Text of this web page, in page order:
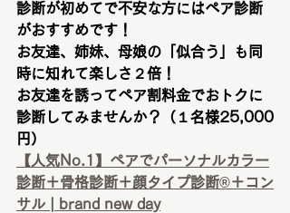
診断が初めてで不安な方にはペア診断
がおすすめです！
お友達、姉妹、母娘の「似合う」も同
時に知れて楽しさ２倍！
お友達を誘ってペア割料金でおトクに
診断してみませんか？（１名様25,000
円）
【人気No.1】ペアでパーソナルカラー
診断＋骨格診断＋顔タイプ診断®︎＋コン
サル | brand new day